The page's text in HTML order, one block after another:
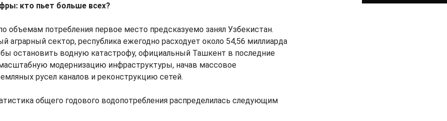
кто пьет больше всех?
объемам потребления первое место предсказуемо занял Узбекистан.
аграрный сектор, республика ежегодно расходует около 54,56 миллиарда
остановить водную катастрофу, официальный Ташкент в последние
модернизацию инфраструктуры, начав массовое
русел каналов и реконструкцию сетей.
общего годового водопотребления распределилась следующим